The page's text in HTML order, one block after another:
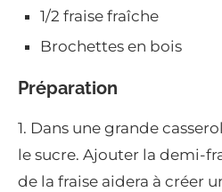
1/2 fraise fraîche
Brochettes en bois
Préparation
1. Dans une grande
le sucre. Ajouter la demi-
de la fraise aidera à créer